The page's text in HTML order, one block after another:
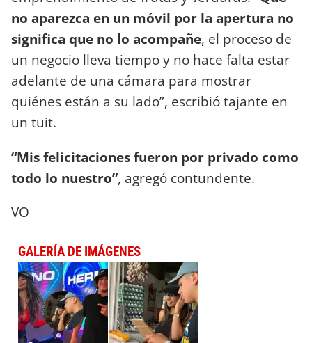
no aparezca en un móvil por la apertura no
significa que no lo acompañe, el proceso de
un negocio lleva tiempo y no hace falta estar
adelante de una cámara para mostrar
quiénes están a su lado”, escribió tajante en
un tuit.
“Mis felicitaciones fueron por privado como
todo lo nuestro”, agregó contundente.
VO
GALERÍA DE IMÁGENES